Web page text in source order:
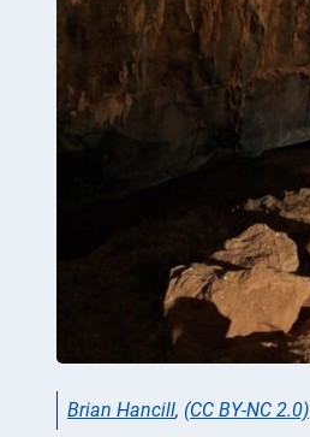
Brian Hancill, (CC BY-NC 2.0)